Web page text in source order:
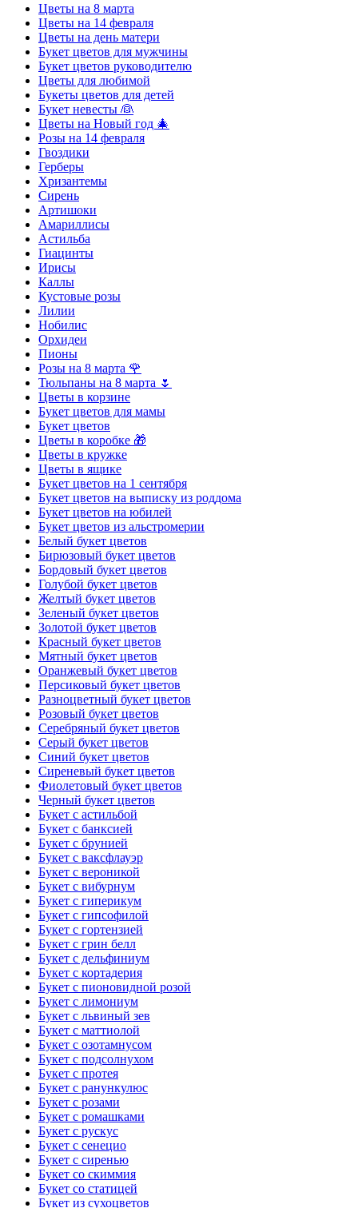
Цветы на 8 марта
Цветы на 14 февраля
Цветы на день матери
Букет цветов для мужчины
Букет цветов руководителю
Цветы для любимой
Букеты цветов для детей
Букет невесты 👰
Цветы на Новый год 🎄
Розы на 14 февраля
Гвоздики
Герберы
Хризантемы
Сирень
Артишоки
Амариллисы
Астильба
Гиацинты
Ирисы
Каллы
Кустовые розы
Лилии
Нобилис
Орхидеи
Пионы
Розы на 8 марта 🌹
Тюльпаны на 8 марта 🌷
Цветы в корзине
Букет цветов для мамы
Букет цветов
Цветы в коробке 🎁
Цветы в кружке
Цветы в ящике
Букет цветов на 1 сентября
Букет цветов на выписку из роддома
Букет цветов на юбилей
Букет цветов из альстромерии
Белый букет цветов
Бирюзовый букет цветов
Бордовый букет цветов
Голубой букет цветов
Желтый букет цветов
Зеленый букет цветов
Золотой букет цветов
Красный букет цветов
Мятный букет цветов
Оранжевый букет цветов
Персиковый букет цветов
Разноцветный букет цветов
Розовый букет цветов
Серебряный букет цветов
Серый букет цветов
Синий букет цветов
Сиреневый букет цветов
Фиолетовый букет цветов
Черный букет цветов
Букет с астильбой
Букет с банксией
Букет с брунией
Букет с ваксфлауэр
Букет с вероникой
Букет с вибурнум
Букет с гиперикум
Букет с гипсофилой
Букет с гортензией
Букет с грин белл
Букет с дельфиниум
Букет с кортадерия
Букет с пионовидной розой
Букет с лимониум
Букет с львиный зев
Букет с маттиолой
Букет с озотамнусом
Букет с подсолнухом
Букет с протея
Букет с ранункулюс
Букет с розами
Букет с ромашками
Букет с рускус
Букет с сенецио
Букет с сиренью
Букет со скиммия
Букет со статицей
Букет из сухоцветов